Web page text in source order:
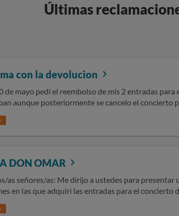
Últimas
con la devolucion
de mayo pedí el reembolso de mis 2 entradas
aunque posteriormente se cancelo el concierto
y me dicen que tengo que esperar ya que la
se me devuelva mi dinero ya que han
DON OMAR
as señores/as: Me dirijo a ustedes para
en las que adquirí las entradas para el concierto
de forma sustancial el evento inicialmente contratado. Hechos: En el
anunciado de forma reiterada como un